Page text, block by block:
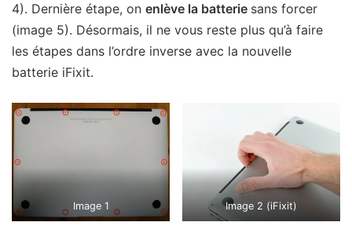
4). Dernière étape, on enlève la batterie sans forcer
(image 5). Désormais, il ne vous reste plus qu’à faire
les étapes dans l’ordre inverse avec la nouvelle
batterie iFixit.
Image 1 Image 2 (iFixit)